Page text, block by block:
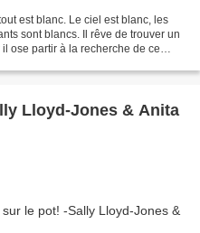
est blanc. Le ciel est blanc, les
sont blancs. Il rêve de trouver un
ose partir à la recherche de ce
Lloyd-Jones & Anita